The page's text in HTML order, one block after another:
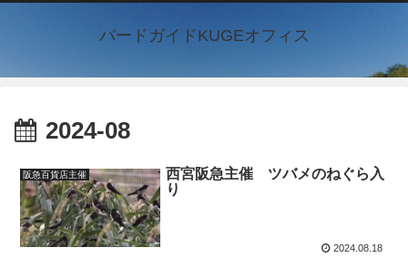
バードガイドKUGEオフィス
2024-08
阪急百貨店主催
西宮阪急主催 ツバメのねぐら入
り
2024.08.18